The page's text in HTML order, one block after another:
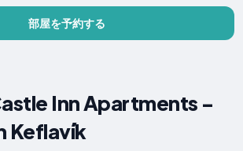
部屋を予約する
Inn Apartments -
Keflavík